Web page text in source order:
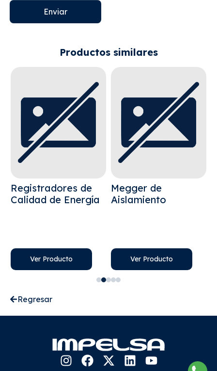
Enviar
Productos similares
Registradores de
Calidad de Energía
Ver Producto
Megger de
Aislamiento
Ver Producto
Regresar